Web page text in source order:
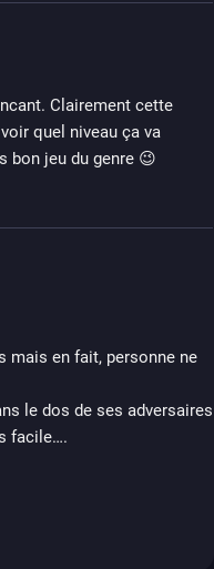
Clairement cette
quel niveau ça va
bon jeu du genre 😉
mais en fait, personne ne
le dos de ses adversaires
facile….